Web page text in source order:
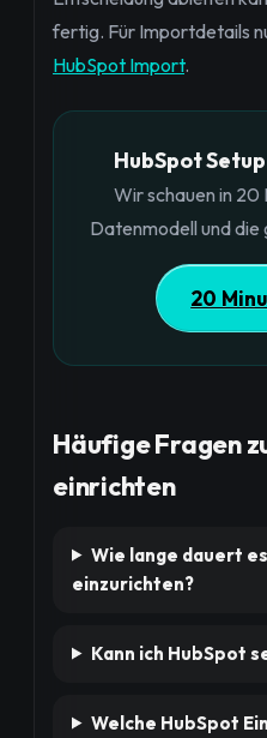
fertig. Für Importdetails
HubSpot Import.
HubSpot
Wir schauen in 20
Datenmodell und die
20
Häufige Fragen
einrichten
Wie lange dauert
einzurichten?
Kann ich HubSpot
Welche HubSpot